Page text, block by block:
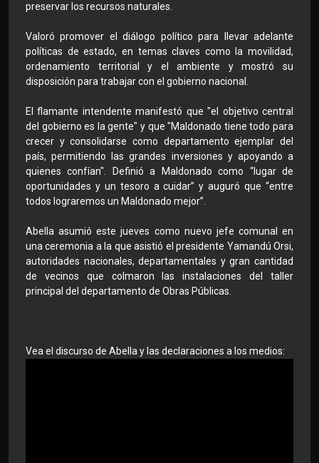
preservar los recursos naturales.
Valoró promover el diálogo político para llevar adelante
políticas de estado, en temas claves como la movilidad,
ordenamiento territorial y el ambiente y mostró su
disposición para trabajar con el gobierno nacional.
El flamante intendente manifestó que "el objetivo central
del gobierno es la gente" y que "Maldonado tiene todo para
crecer y consolidarse como departamento ejemplar del
país, permitiendo las grandes inversiones y apoyando a
quienes confían". Definió a Maldonado como “lugar de
oportunidades y un tesoro a cuidar” y auguró que “entre
todos lograremos un Maldonado mejor”.
Abella asumió este jueves como nuevo jefe comunal en
una ceremonia a la que asistió el presidente Yamandú Orsi,
autoridades nacionales, departamentales y gran cantidad
de vecinos que colmaron las instalaciones del taller
principal del departamento de Obras Públicas.
Vea el discurso de Abella y las declaraciones a los medios: